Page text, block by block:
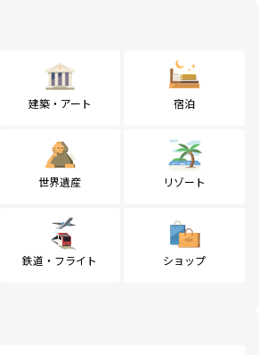
建築・アート 宿泊
世界遺産 リゾート
鉄道・フライト ショップ